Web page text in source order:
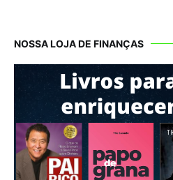
NOSSA LOJA DE FINANÇAS